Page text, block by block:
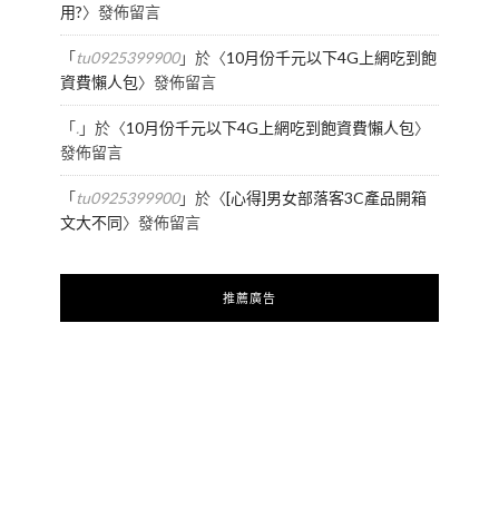
用?〉發佈留言
「tu0925399900」於〈10月份千元以下4G上網吃到飽
資費懶人包〉發佈留言
「.」於〈10月份千元以下4G上網吃到飽資費懶人包〉
發佈留言
「tu0925399900」於〈[心得]男女部落客3C產品開箱
文大不同〉發佈留言
推薦廣告